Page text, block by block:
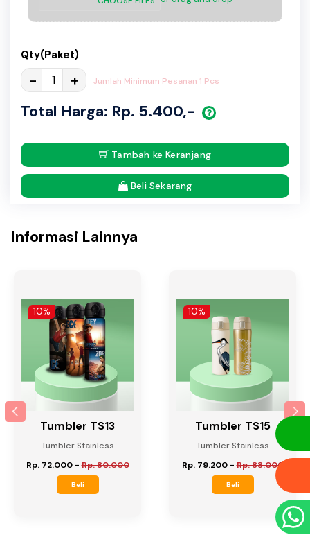
Qty(Paket)
- + Jumlah Minimum Pesanan 1 Pcs
Total Harga: Rp. 5.400,-
Tambah ke Keranjang
Beli Sekarang
Informasi Lainnya
10%
Tumbler TS13
Tumbler Stainless
Rp. 72.000-Rp. 80.000
Beli
10%
Tumbler TS15
Tumbler Stainless
Rp. 79.200-Rp. 88.000
Beli